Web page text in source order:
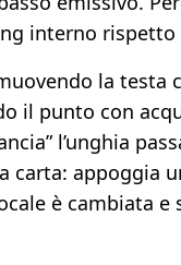
interno rispetto
la testa
il punto con
l’unghia
carta: appoggia
è cambiata e